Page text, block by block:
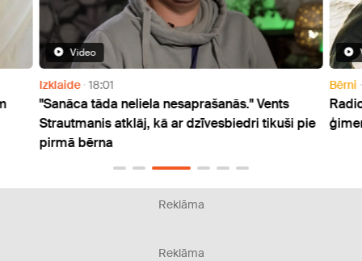
Video
Izklaide 18:01
"Sanāca tāda neliela nesaprašanās." Vents
Strautmanis atklāj, kā ar dzīvesbiedri tikuši pie
pirmā bērna
Bērni
Reklāma
Reklāma